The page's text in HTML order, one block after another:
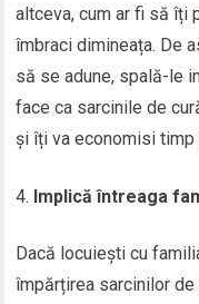
altceva, cum ar fi să îți
îmbraci dimineața. De
să se adune, spală-le
face ca sarcinile de
și îți va economisi timp
Implică întreaga
Dacă locuiești cu
împărțirea sarcinilor